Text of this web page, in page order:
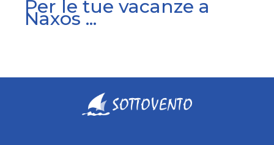
Per le tue vacanze a
Naxos ...